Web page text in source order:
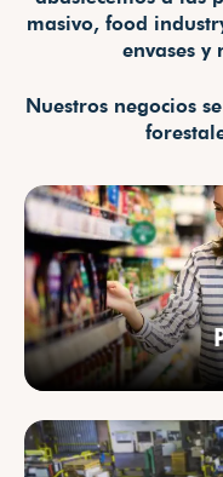
masivo, food
envases y
Nuestros negocios